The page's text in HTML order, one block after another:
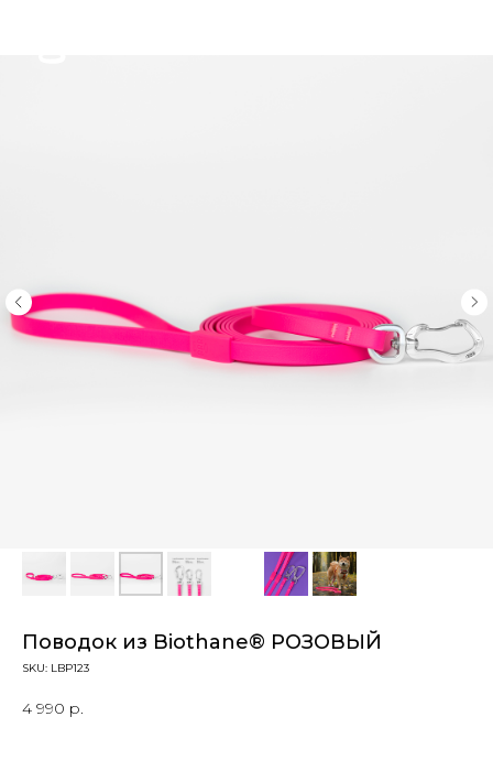
Поводок из Biothane® РОЗОВЫЙ
SKU: LBP123
4 990 р.